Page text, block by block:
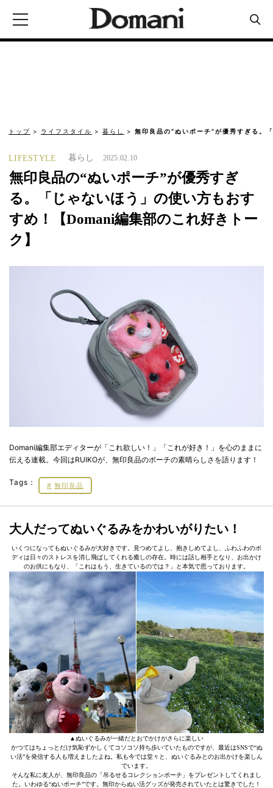
トップ ライフスタイル 暮らし 無印良品の“ぬいポーチ”が優秀すぎる。
LIFESTYLE 暮らし 2025.02.10
無印良品の“ぬいポーチ”が優秀すぎ
る。「じゃないほう」の使い方もおす
すめ！【Domani編集部のこれ好きトー
ク】
Domani編集部エディターが「これ欲しい！」「これが好き！」を心のままに
伝える連載。今回はRUIKOが、無印良品のポーチの素晴らしさを語ります！
Tags： 無印良品
大人だってぬいぐるみをかわいがりたい！
いくつになってもぬいぐるみが大好きです。見つめてよし、抱きしめてよし、ふわふわのボ
ディは日々のストレスを消し飛ばしてくれる癒しの存在。時には話し相手となり、お出かけ
のお供にもなり、「これはもう、生きているのでは？」と本気で思っております。
▲ぬいぐるみが一緒だとおでかけがさらに楽しい
かつてはちょっとだけ気恥ずかしくてコソコソ持ち歩いていたものですが、最近はSNSで“ぬ
い活”を発信する人も増えましたよね。私も今では堂々と、ぬいぐるみとのお出かけを楽しん
でいます。
そんな私に友人が、無印良品の「吊るせるコレクションポーチ」をプレゼントしてくれまし
た。いわゆる“ぬいポーチ”です。無印からぬい活グッズが発売されていたとは驚きでした！